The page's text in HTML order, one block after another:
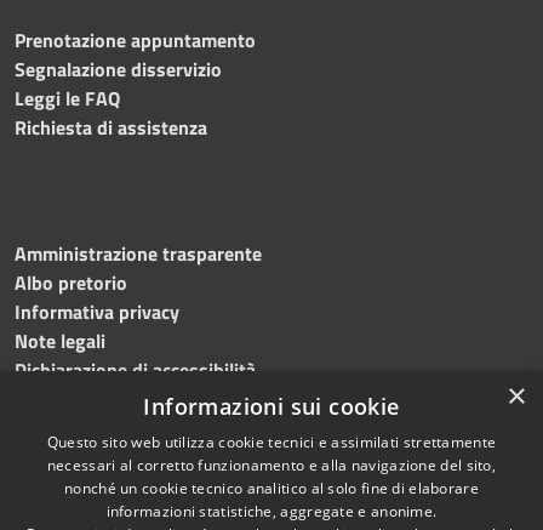
Prenotazione appuntamento
Segnalazione disservizio
Leggi le FAQ
Richiesta di assistenza
Amministrazione trasparente
Albo pretorio
Informativa privacy
Note legali
Dichiarazione di accessibilità
Accessibilità
Copyright © 2024, Comune
di Roccarainola
×
Informazioni sui cookie
Questo sito web utilizza cookie tecnici e assimilati strettamente
necessari al corretto funzionamento e alla navigazione del sito,
nonché un cookie tecnico analitico al solo fine di elaborare
informazioni statistiche, aggregate e anonime.